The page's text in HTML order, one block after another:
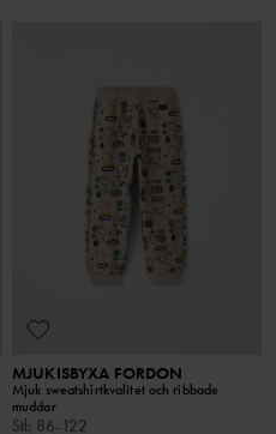
MJUKISBYXA FORDON
Mjuk sweatshirtkvalitet och ribbade
muddar
Stl: 86-122